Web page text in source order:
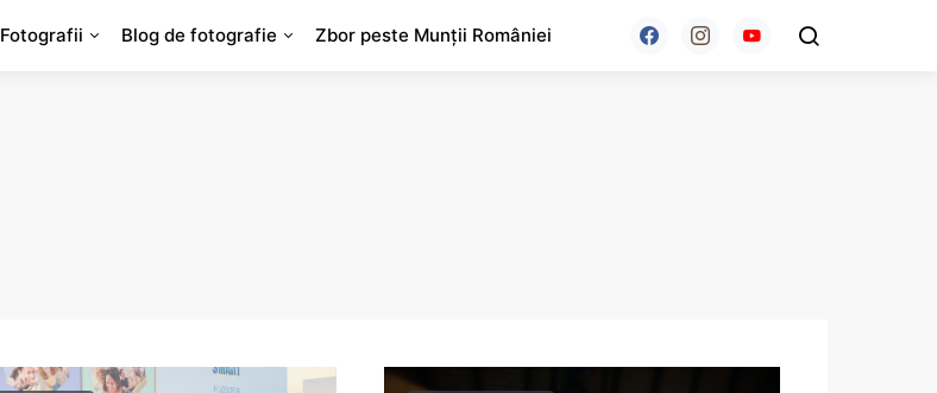
Fotografii Blog de fotografie Zbor peste Munții României